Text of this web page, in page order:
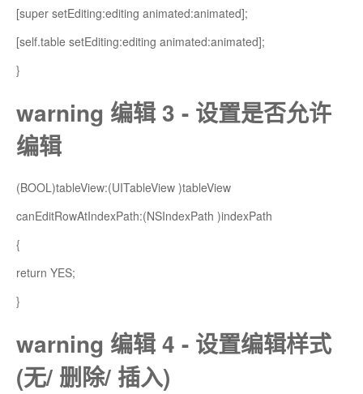
[super setEditing:editing animated:animated];
[self.table setEditing:editing animated:animated];
}
warning 编辑 3 - 设置是否允许
编辑
(BOOL)tableView:(UITableView )tableView
canEditRowAtIndexPath:(NSIndexPath )indexPath
{
return YES;
}
warning 编辑 4 - 设置编辑样式
(无/ 删除/ 插入)